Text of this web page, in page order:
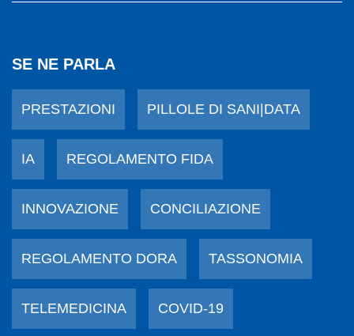
SE NE PARLA
PRESTAZIONI PILLOLE DI SANI|DATA
IA REGOLAMENTO FIDA
INNOVAZIONE CONCILIAZIONE
REGOLAMENTO DORA TASSONOMIA
TELEMEDICINA COVID-19